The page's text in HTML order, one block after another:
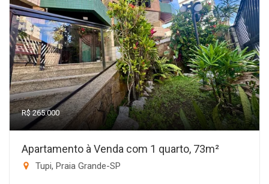
R$ 265.000
Apartamento à Venda com 1 quarto, 73m²
Tupi, Praia Grande-SP